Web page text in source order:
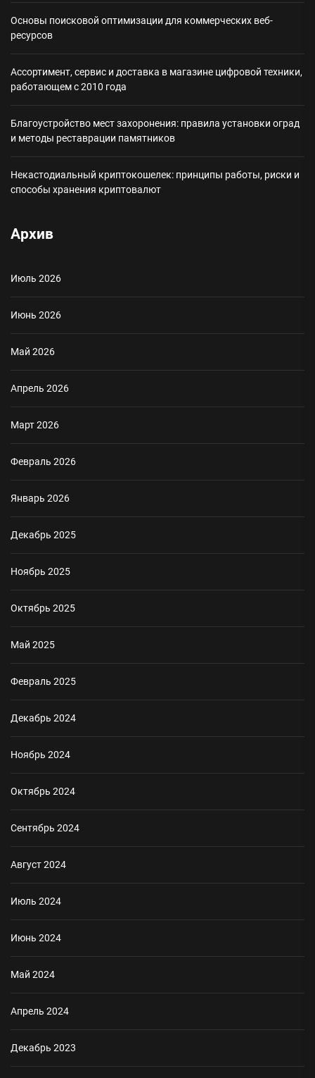
Основы поисковой оптимизации для коммерческих веб-
ресурсов
Ассортимент, сервис и доставка в магазине цифровой техники,
работающем с 2010 года
Благоустройство мест захоронения: правила установки оград
и методы реставрации памятников
Некастодиальный криптокошелек: принципы работы, риски и
способы хранения криптовалют
Архив
Июль 2026
Июнь 2026
Май 2026
Апрель 2026
Март 2026
Февраль 2026
Январь 2026
Декабрь 2025
Ноябрь 2025
Октябрь 2025
Май 2025
Февраль 2025
Декабрь 2024
Ноябрь 2024
Октябрь 2024
Сентябрь 2024
Август 2024
Июль 2024
Июнь 2024
Май 2024
Апрель 2024
Декабрь 2023